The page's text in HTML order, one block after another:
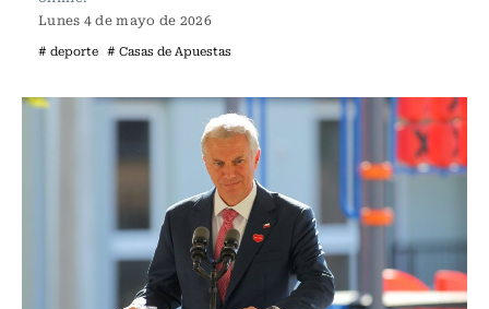
Lunes 4 de mayo de 2026
# deporte # Casas de Apuestas